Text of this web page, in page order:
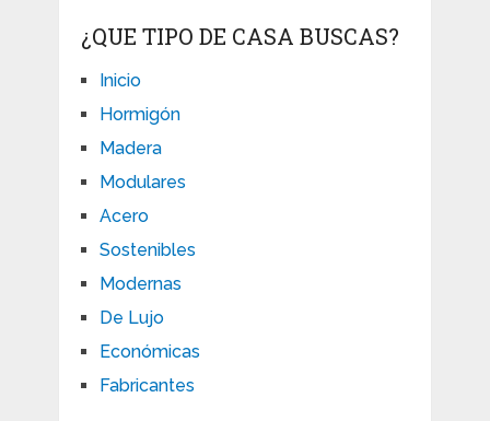
¿QUE TIPO DE CASA BUSCAS?
Inicio
Hormigón
Madera
Modulares
Acero
Sostenibles
Modernas
De Lujo
Económicas
Fabricantes